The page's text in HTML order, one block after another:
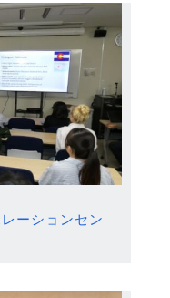
ーションセン